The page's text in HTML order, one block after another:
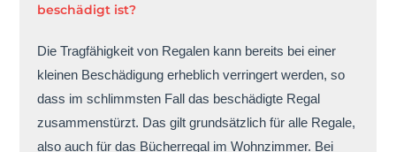
beschädigt ist?
Die Tragfähigkeit von Regalen kann bereits bei einer
kleinen Beschädigung erheblich verringert werden, so
dass im schlimmsten Fall das beschädigte Regal
zusammenstürzt. Das gilt grundsätzlich für alle Regale,
also auch für das Bücherregal im Wohnzimmer. Bei